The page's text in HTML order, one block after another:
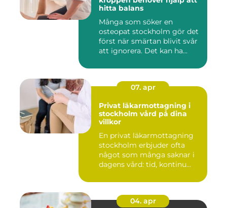
hitta balans
Många som söker en
osteopat stockholm gör det
först när smärtan blivit svår
att ignorera. Det kan ha...
07. apr
Privat läkarmottagning i
stockholm vård på dina
villkor
En privat läkarmottagning
stockholm erbjuder ofta
något som många saknar i
dagens vård: tid, kontinu...
04. apr